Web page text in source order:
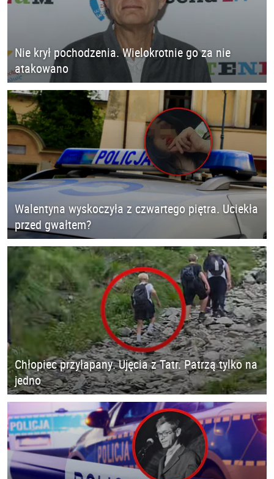
Nie krył pochodzenia. Wielokrotnie go za nie
atakowano
Walentyna wyskoczyła z czwartego piętra. Uciekła
przed gwałtem?
Chłopiec przyłapany. Ujęcia z Tatr. Patrzą tylko na
jedno